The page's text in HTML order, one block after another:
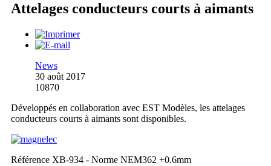
Attelages conducteurs courts à aimants
News
30 août 2017
10870
Développés en collaboration avec EST Modèles, les attelages
conducteurs courts à aimants sont disponibles.
Référence XB-934 - Norme NEM362 +0.6mm